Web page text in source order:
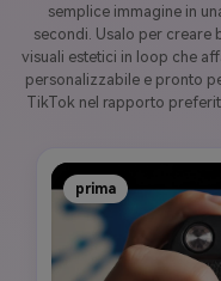
semplice immagine in
secondi. Usalo per creare
visuali estetici in loop che
personalizzabile e pronto
TikTok nel rapporto
prima